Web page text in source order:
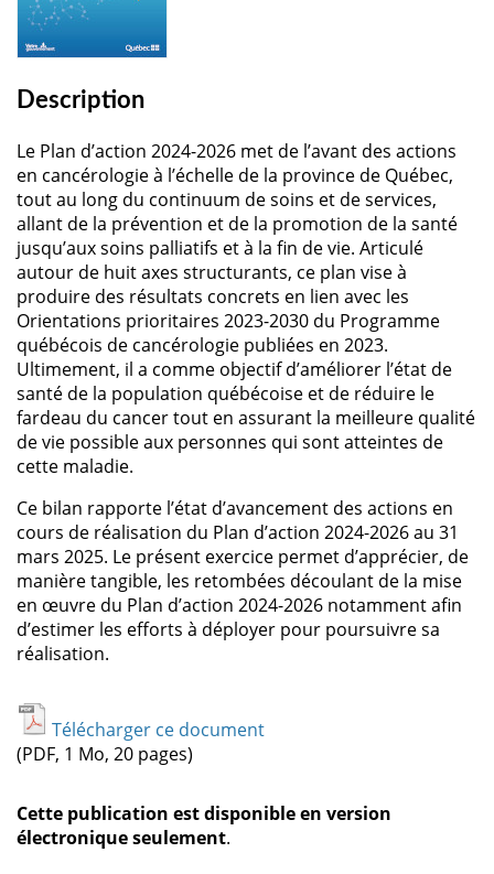
Description
Le Plan d’action 2024-2026 met de l’avant des actions
en cancérologie à l’échelle de la province de Québec,
tout au long du continuum de soins et de services,
allant de la prévention et de la promotion de la santé
jusqu’aux soins palliatifs et à la fin de vie. Articulé
autour de huit axes structurants, ce plan vise à
produire des résultats concrets en lien avec les
Orientations prioritaires 2023-2030 du Programme
québécois de cancérologie publiées en 2023.
Ultimement, il a comme objectif d’améliorer l’état de
santé de la population québécoise et de réduire le
fardeau du cancer tout en assurant la meilleure qualité
de vie possible aux personnes qui sont atteintes de
cette maladie.
Ce bilan rapporte l’état d’avancement des actions en
cours de réalisation du Plan d’action 2024-2026 au 31
mars 2025. Le présent exercice permet d’apprécier, de
manière tangible, les retombées découlant de la mise
en œuvre du Plan d’action 2024-2026 notamment afin
d’estimer les efforts à déployer pour poursuivre sa
réalisation.
Télécharger ce document
(PDF, 1 Mo, 20 pages)
Cette publication est disponible en version
électronique seulement.